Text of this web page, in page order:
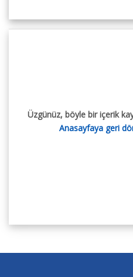
Üzgünüz, böyle bir içerik
Anasayfaya geri